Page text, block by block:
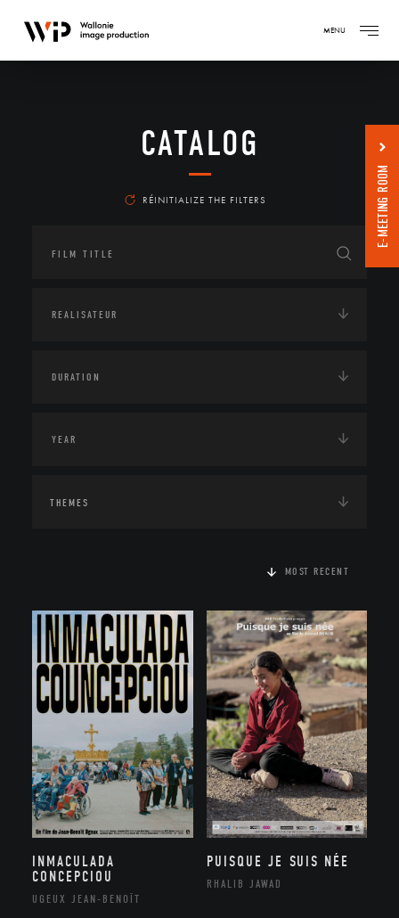
MENU
CATALOG
RÉINITIALIZE THE FILTERS
THEMES
MOST RECENT
INMACULADA
CONCEPCIOU
UGEUX JEAN-BENOÎT
PUISQUE JE SUIS NÉE
RHALIB JAWAD
E-MEETING ROOM